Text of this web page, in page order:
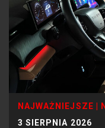
NAJWAŻNIEJSZE
3 SIERPNIA 2026